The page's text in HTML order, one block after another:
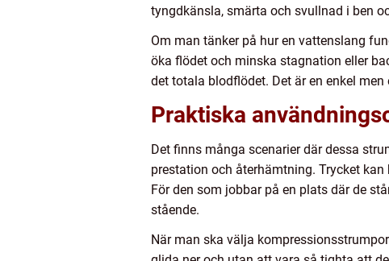
tyngdkänsla, smärta och svullnad i ben
Om man tänker på hur en vattenslang
öka flödet och minska stagnation eller
det totala blodflödet. Det är en enkel
Praktiska
Det finns många scenarier där dessa
prestation och återhämtning. Trycket
För den som jobbar på en plats där de
stående.
När man ska välja